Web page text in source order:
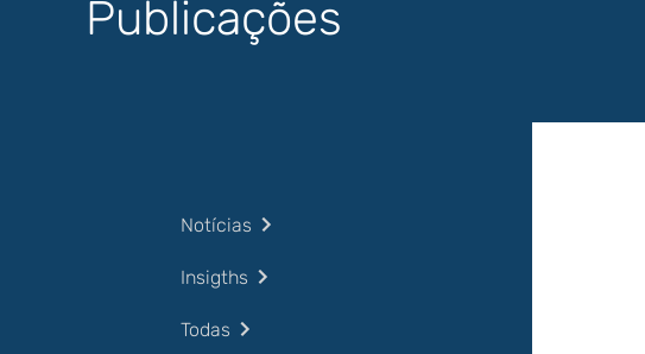
Publicações
Notícias
Insigths
Todas